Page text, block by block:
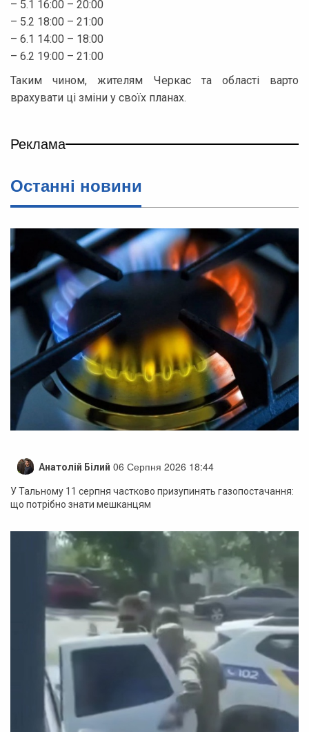
– 5.1 16:00 – 20:00
– 5.2 18:00 – 21:00
– 6.1 14:00 – 18:00
– 6.2 19:00 – 21:00
Таким чином, жителям Черкас та області варто
врахувати ці зміни у своїх планах.
Реклама
Останні новини
Анатолій Білий 06 Серпня 2026 18:44
У Тальному 11 серпня частково призупинять газопостачання:
що потрібно знати мешканцям